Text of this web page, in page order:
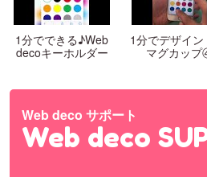
1分でできる♪Web
decoキーホルダー
1分でデザイ
マグカッ
Web deco サポート
Web deco